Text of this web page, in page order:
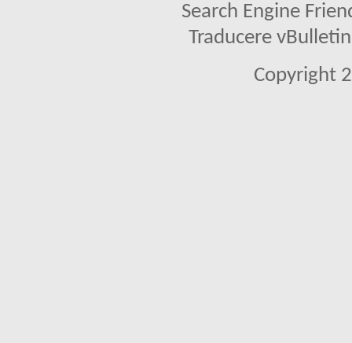
Search Engine
Traducere
Copyright